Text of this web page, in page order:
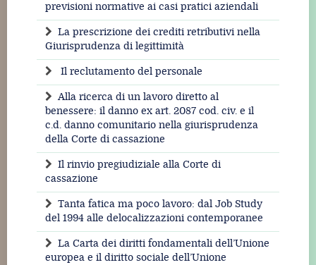
previsioni normative ai casi pratici aziendali
La prescrizione dei crediti retributivi nella
Giurisprudenza di legittimità
Il reclutamento del personale
Alla ricerca di un lavoro diretto al
benessere: il danno ex art. 2087 cod. civ. e il
c.d. danno comunitario nella giurisprudenza
della Corte di cassazione
Il rinvio pregiudiziale alla Corte di
cassazione
Tanta fatica ma poco lavoro: dal Job Study
del 1994 alle delocalizzazioni contemporanee
La Carta dei diritti fondamentali dell’Unione
europea e il diritto sociale dell’Unione